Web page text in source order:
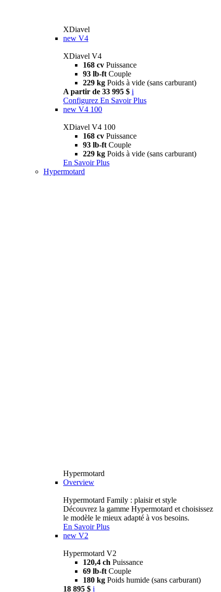
XDiavel
new V4
XDiavel V4
168 cv Puissance
93 lb-ft Couple
229 kg Poids à vide (sans carburant)
A partir de 33 995 $ i
Configurez En Savoir Plus
new V4 100
XDiavel V4 100
168 cv Puissance
93 lb-ft Couple
229 kg Poids à vide (sans carburant)
En Savoir Plus
Hypermotard
Hypermotard
Overview
Hypermotard Family : plaisir et style
Découvrez la gamme Hypermotard et choisissez
le modèle le mieux adapté à vos besoins.
En Savoir Plus
new V2
Hypermotard V2
120,4 ch Puissance
69 lb-ft Couple
180 kg Poids humide (sans carburant)
18 895 $ i